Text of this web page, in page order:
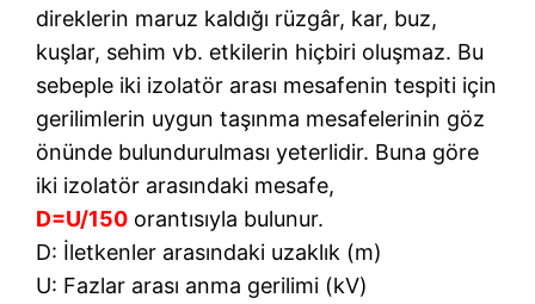
direklerin maruz kaldığı rüzgâr, kar, buz,
kuşlar, sehim vb. etkilerin hiçbiri oluşmaz. Bu
sebeple iki izolatör arası mesafenin tespiti için
gerilimlerin uygun taşınma mesafelerinin göz
önünde bulundurulması yeterlidir. Buna göre
iki izolatör arasındaki mesafe,
D=U/150 orantısıyla bulunur.
D: İletkenler arasındaki uzaklık (m)
U: Fazlar arası anma gerilimi (kV)